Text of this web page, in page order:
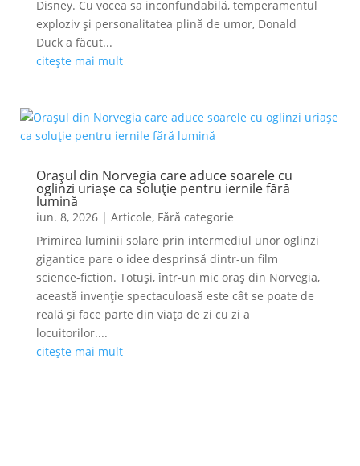
Disney. Cu vocea sa inconfundabilă, temperamentul
exploziv și personalitatea plină de umor, Donald
Duck a făcut...
citește mai mult
Orașul din Norvegia care aduce soarele cu
oglinzi uriașe ca soluție pentru iernile fără
lumină
iun. 8, 2026| Articole, Fără categorie
Primirea luminii solare prin intermediul unor oglinzi
gigantice pare o idee desprinsă dintr-un film
science-fiction. Totuși, într-un mic oraș din Norvegia,
această invenție spectaculoasă este cât se poate de
reală și face parte din viața de zi cu zi a
locuitorilor....
citește mai mult